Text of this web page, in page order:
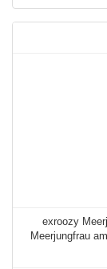
exroozy
Meerjungfrau